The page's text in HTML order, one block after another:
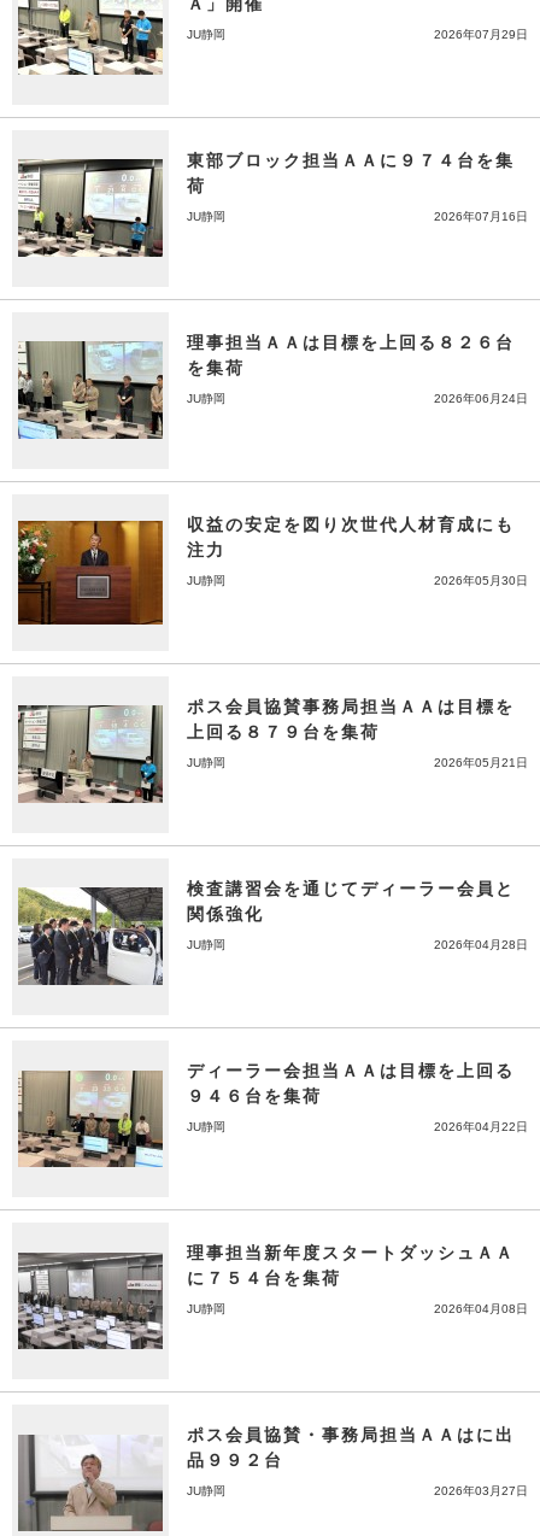
JU静岡 2026年07月29日
東部ブロック担当ＡＡに９７４台を集
荷
JU静岡 2026年07月16日
理事担当ＡＡは目標を上回る８２６台
を集荷
JU静岡 2026年06月24日
収益の安定を図り次世代人材育成にも
注力
JU静岡 2026年05月30日
ポス会員協賛事務局担当ＡＡは目標を
上回る８７９台を集荷
JU静岡 2026年05月21日
検査講習会を通じてディーラー会員と
関係強化
JU静岡 2026年04月28日
ディーラー会担当ＡＡは目標を上回る
９４６台を集荷
JU静岡 2026年04月22日
理事担当新年度スタートダッシュＡＡ
に７５４台を集荷
JU静岡 2026年04月08日
ポス会員協賛・事務局担当ＡＡはに出
品９９２台
JU静岡 2026年03月27日